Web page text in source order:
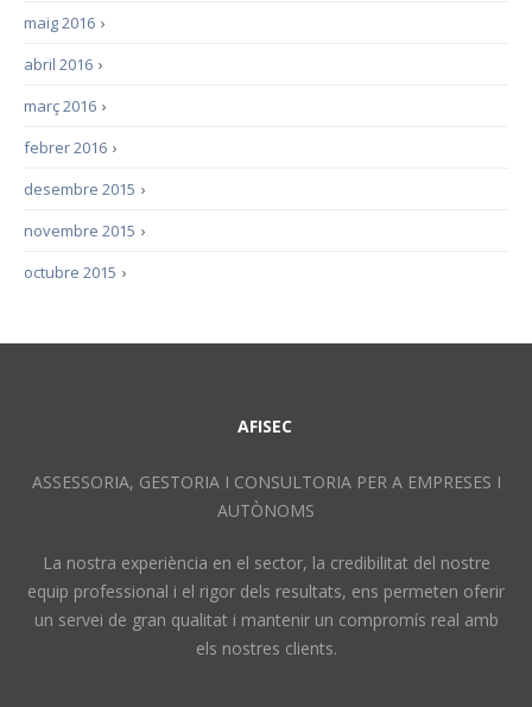
›
maig 2016
›
abril 2016
›
març 2016
›
febrer 2016
›
desembre 2015
›
novembre 2015
›
octubre 2015
AFISEC
ASSESSORIA, GESTORIA I CONSULTORIA PER A EMPRESES I
AUTÒNOMS
La nostra experiència en el sector, la credibilitat del nostre
equip professional i el rigor dels resultats, ens permeten oferir
un servei de gran qualitat i mantenir un compromís real amb
els nostres clients.